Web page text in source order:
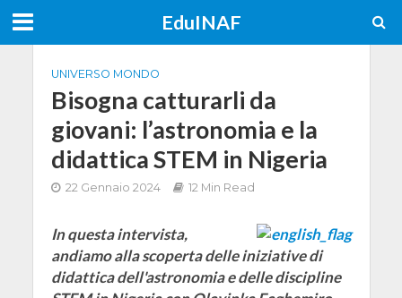
EduINAF
UNIVERSO MONDO
Bisogna catturarli da
giovani: l’astronomia e la
didattica STEM in Nigeria
22 Gennaio 2024 12 Min Read
In questa intervista,
andiamo alla scoperta delle iniziative di
didattica dell'astronomia e delle discipline